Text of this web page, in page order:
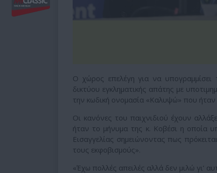
Ο χώρος επελέγη για να
δικτύου εγκληματικής απάτης με
την κωδική ονομασία «Καλυψώ» που ήταν
Οι κανόνες του παιχνιδιού έχουν
ήταν το μήνυμα της κ. Κοβέσι η οποία
Εισαγγελίας σημειώνοντας πως
τους εκφοβισμούς».
«Έχω πολλές απειλές αλλά δεν μιλώ γι’